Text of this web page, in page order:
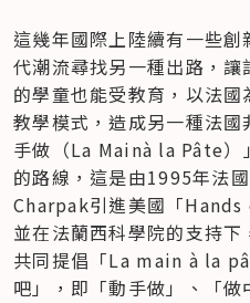
這幾年國際上陸續有一些
代潮流尋找另一種出路，
的學童也能受教育，以法
教學模式，造成另一種法
手做（La Mainà la Pâte）
的路線，這是由1995年法
Charpak引進美國「Hands
並在法蘭西科學院的支持
共同提倡「La main à la
吧」，即「動手做」、「做